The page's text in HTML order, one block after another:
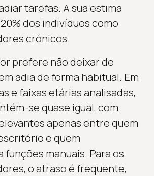
tarefas. A sua estima
dos indivíduos como
crónicos.
prefere não deixar de
adia de forma habitual. Em
e faixas etárias analisadas,
se quase igual, com
apenas entre quem
e quem
funções manuais. Para os
o atraso é frequente,